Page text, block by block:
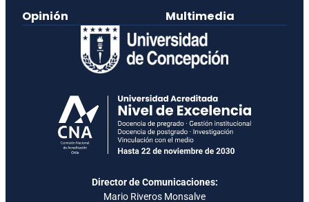
Opinión Multimedia
Director de Comunicaciones:
Mario Riveros Monsalve